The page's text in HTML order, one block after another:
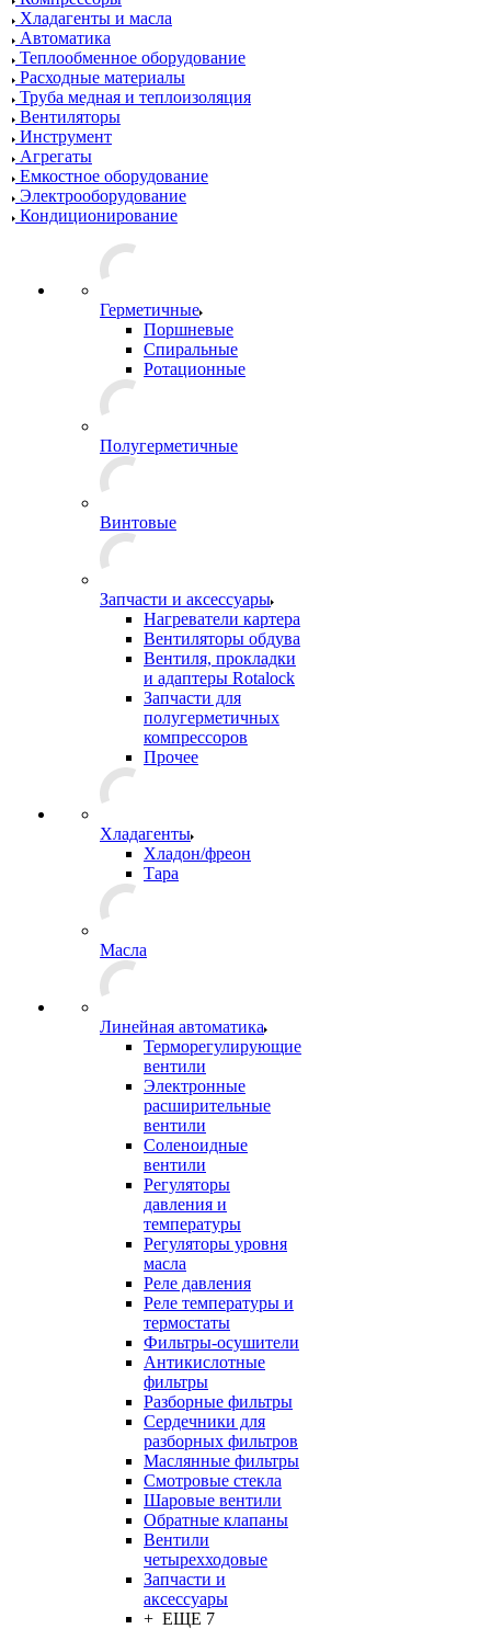
Хладагенты и масла
Автоматика
Теплообменное оборудование
Расходные материалы
Труба медная и теплоизоляция
Вентиляторы
Инструмент
Агрегаты
Емкостное оборудование
Электрооборудование
Кондиционирование
Герметичные
Поршневые
Спиральные
Ротационные
Полугерметичные
Винтовые
Запчасти и аксессуары
Нагреватели картера
Вентиляторы обдува
Вентиля, прокладки
и адаптеры Rotalock
Запчасти для
полугерметичных
компрессоров
Прочее
Хладагенты
Хладон/фреон
Тара
Масла
Линейная автоматика
Терморегулирующие
вентили
Электронные
расширительные
вентили
Соленоидные
вентили
Регуляторы
давления и
температуры
Регуляторы уровня
масла
Реле давления
Реле температуры и
термостаты
Фильтры-осушители
Антикислотные
фильтры
Разборные фильтры
Сердечники для
разборных фильтров
Маслянные фильтры
Смотровые стекла
Шаровые вентили
Обратные клапаны
Вентили
четырехходовые
Запчасти и
аксессуары
+ ЕЩЕ 7